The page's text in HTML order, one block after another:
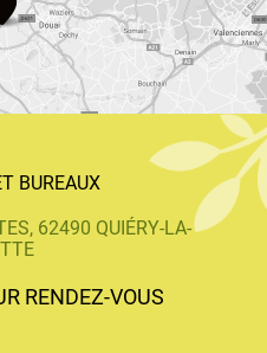
BUREAUX
62490 QUIÉRY-LA-
RENDEZ-VOUS